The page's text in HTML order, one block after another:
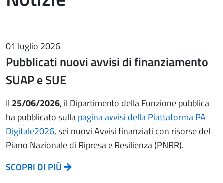
01 luglio 2026
Pubblicati nuovi avvisi di finanziamento
SUAP e SUE
Il 25/06/2026, il Dipartimento della Funzione pubblica
ha pubblicato sullapagina avvisi della Piattaforma PA
Digitale2026, sei nuovi Avvisi finanziati con risorse del
Piano Nazionale di Ripresa e Resilienza (PNRR).
SCOPRI DI PIÙ